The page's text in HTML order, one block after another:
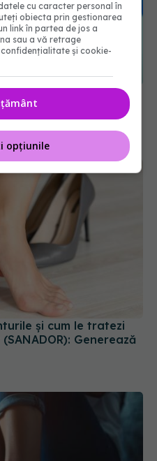
complicația
inimii
Generează
cu caracter personal în
obiecta prin gestionarea
link în partea de jos a
sau a vă retrage
și cookie-
opțiunile